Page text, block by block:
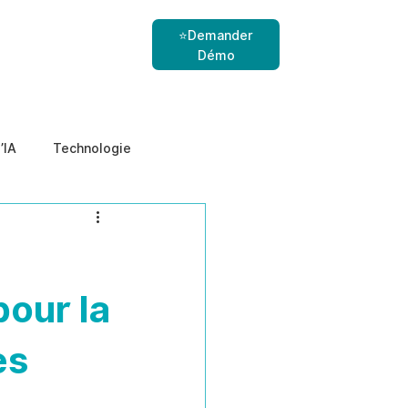
⭐Demander
Démo
Technologie
menaces internes
la